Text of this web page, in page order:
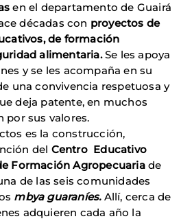
en el departamento de Guairá
décadas con proyectos de
de formación
alimentaria.Se les apoya
y se les acompaña en su
una convivencia respetuosa y
deja patente, en muchos
por sus valores.
es la construcción,
del Centro Educativo
Formación Agropecuariade
de las seis comunidades
mbya guaraníes.Allí, cerca de
adquieren cada año la